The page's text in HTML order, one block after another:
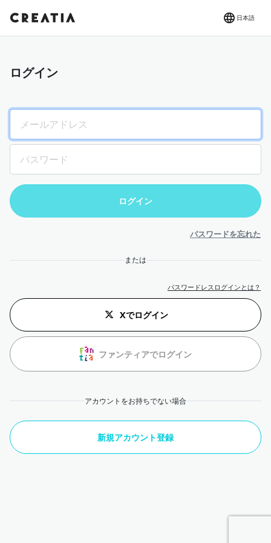
日本語
ログイン
パスワードを忘れた
または
パスワードレスログインとは？
Xでログイン
ファンティアでログイン
アカウントをお持ちでない場合
新規アカウント登録